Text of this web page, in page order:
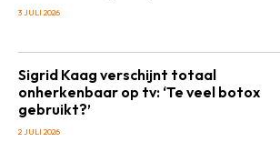
3 JULI 2026
Sigrid Kaag verschijnt totaal
onherkenbaar op tv: ‘Te veel botox
gebruikt?’
2 JULI 2026